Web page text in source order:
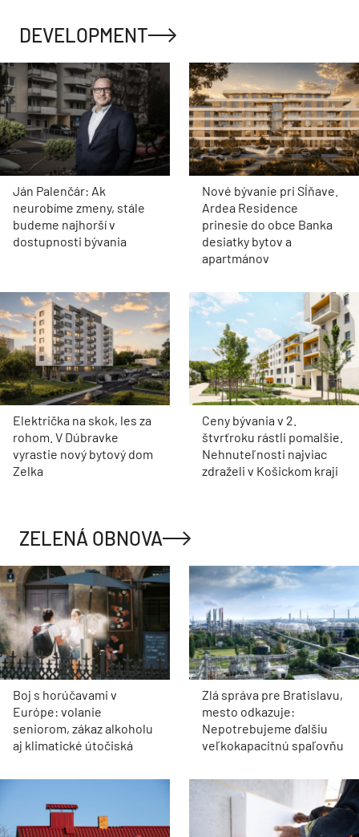
DEVELOPMENT
Ján Palenčár: Ak
neurobíme zmeny, stále
budeme najhorší v
dostupnosti bývania
Nové bývanie pri Sĺňave.
Ardea Residence
prinesie do obce Banka
desiatky bytov a
apartmánov
Električka na skok, les za
rohom. V Dúbravke
vyrastie nový bytový dom
Zelka
Ceny bývania v 2.
štvrťroku rástli pomalšie.
Nehnuteľnosti najviac
zdraželi v Košickom kraji
ZELENÁ OBNOVA
Boj s horúčavami v
Európe: volanie
seniorom, zákaz alkoholu
aj klimatické útočiská
Zlá správa pre Bratislavu,
mesto odkazuje:
Nepotrebujeme ďalšiu
veľkokapacitnú spaľovňu